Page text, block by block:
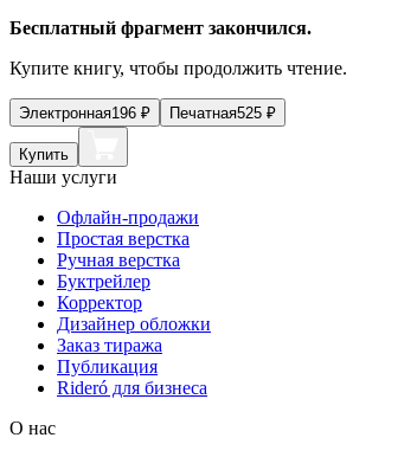
Бесплатный фрагмент закончился.
Купите книгу, чтобы продолжить чтение.
Электронная196 ₽ Печатная525 ₽
Купить
Наши услуги
Офлайн-продажи
Простая верстка
Ручная верстка
Буктрейлер
Корректор
Дизайнер обложки
Заказ тиража
Публикация
Rideró для бизнеса
О нас